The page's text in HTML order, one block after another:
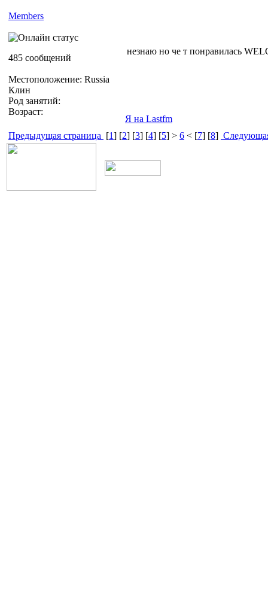
Members
485 сообщений
Местоположение: Russia
Клин
Род занятий:
Возраст:
незнаю но че т понравилась
Я на Lastfm
Предыдущая страница [1] [2] [3] [4] [5] > 6 < [7] [8]